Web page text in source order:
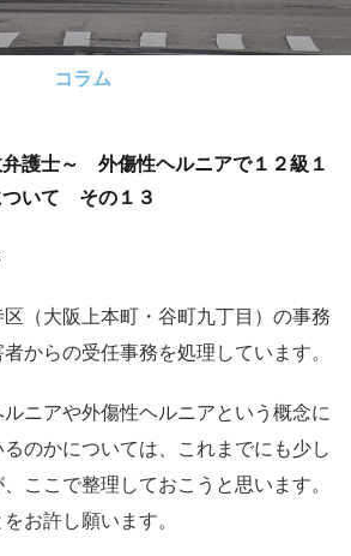
コラム
弁護士～ 外傷性ヘルニアで１２級１
ついて その１３
（大阪上本町・谷町九丁目）の事務
からの受任事務を処理しています。
ニアや外傷性ヘルニアという概念に
のかについては、これまでにも少し
ここで整理しておこうと思います。
お許し願います。